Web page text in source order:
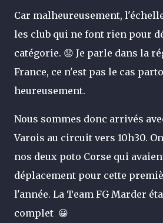
Car malheureusement,
les club qui ne font rien pour
catégorie. 😟 Je parle dans la
France, ce n'est pas le cas
heureusement.
Nous sommes donc arrivés
Varois au circuit vers 10h30.
nos deux poto Corse qui
déplacement pour cette
l'année. La Team FG Marder
complet 😀